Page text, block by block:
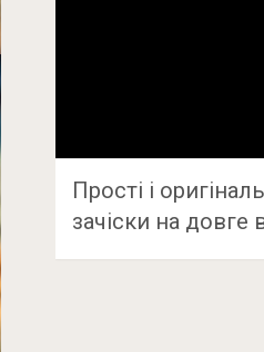
Прості і
зачіски на довге